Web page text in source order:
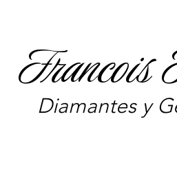
Diamantes y
Francois